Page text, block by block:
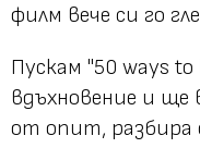
филм вече си го
Пускам "50 ways to
вдъхновение и ще
от опит, разбира